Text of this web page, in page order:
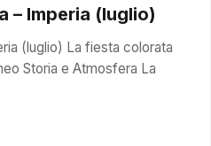
– Imperia (luglio)
(luglio) La fiesta colorata
Storia e Atmosfera La